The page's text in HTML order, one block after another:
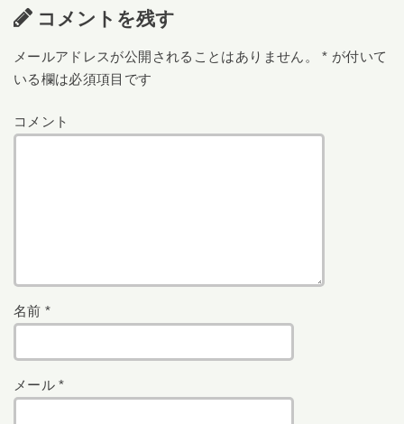
コメントを残す
メールアドレスが公開されることはありません。 * が付いて
いる欄は必須項目です
コメント
名前 *
メール*